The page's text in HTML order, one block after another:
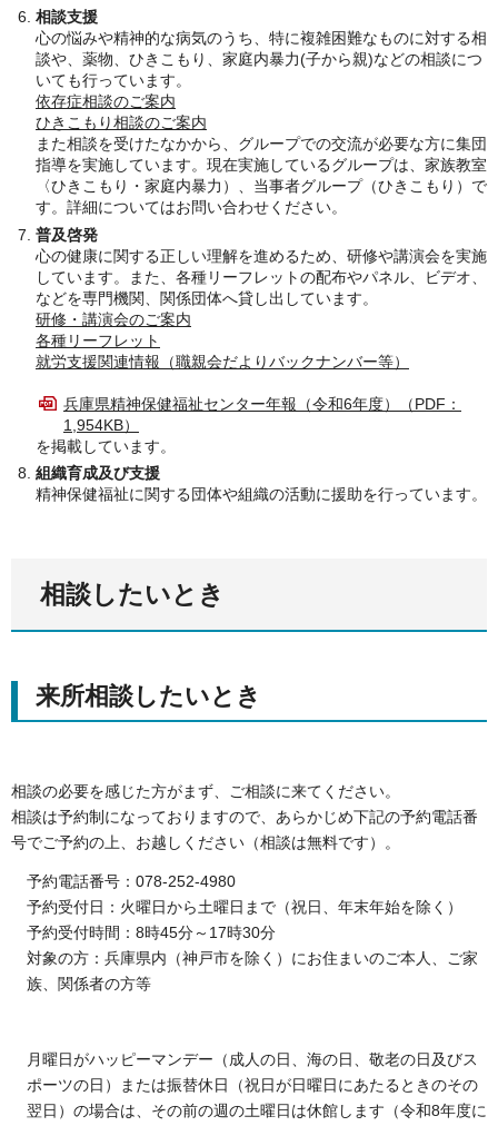
相談支援
心の悩みや精神的な病気のうち、特に複雑困難なものに対する相
談や、薬物、ひきこもり、家庭内暴力(子から親)などの相談につ
いても行っています。
依存症相談のご案内
ひきこもり相談のご案内
また相談を受けたなかから、グループでの交流が必要な方に集団
指導を実施しています。現在実施しているグループは、家族教室
〈ひきこもり・家庭内暴力）、当事者グループ（ひきこもり）で
す。詳細についてはお問い合わせください。
普及啓発
心の健康に関する正しい理解を進めるため、研修や講演会を実施
しています。また、各種リーフレットの配布やパネル、ビデオ、
などを専門機関、関係団体へ貸し出しています。
研修・講演会のご案内
各種リーフレット
就労支援関連情報（職親会だよりバックナンバー等）
兵庫県精神保健福祉センター年報（令和6年度）（PDF：
1,954KB）
を掲載しています。
組織育成及び支援
精神保健福祉に関する団体や組織の活動に援助を行っています。
相談したいとき
来所相談したいとき
相談の必要を感じた方がまず、ご相談に来てください。
相談は予約制になっておりますので、あらかじめ下記の予約電話番
号でご予約の上、お越しください（相談は無料です）。
予約電話番号：078-252-4980
予約受付日：火曜日から土曜日まで（祝日、年末年始を除く）
予約受付時間：8時45分～17時30分
対象の方：兵庫県内（神戸市を除く）にお住まいのご本人、ご家
族、関係者の方等
月曜日がハッピーマンデー（成人の日、海の日、敬老の日及びス
ポーツの日）または振替休日（祝日が日曜日にあたるときのその
翌日）の場合は、その前の週の土曜日は休館します（令和8年度に